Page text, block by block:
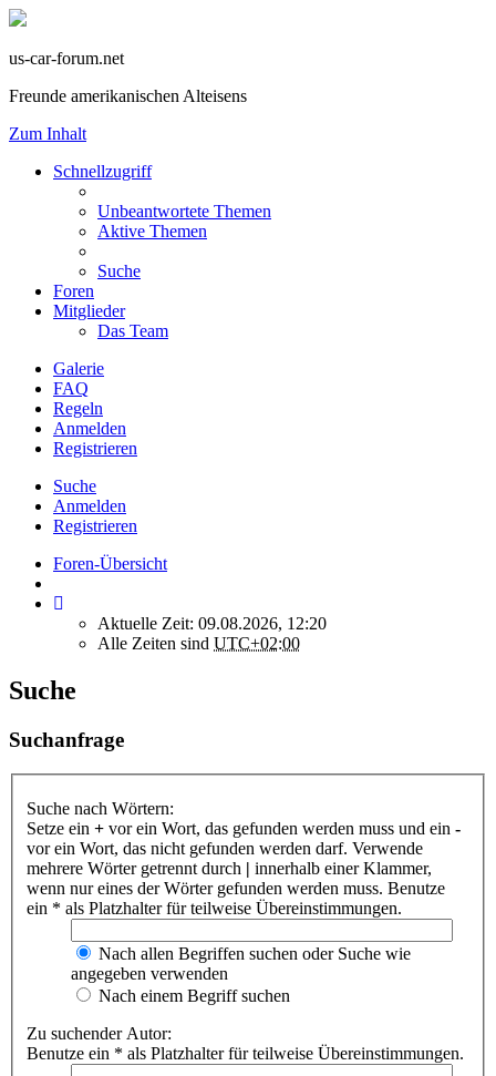
us-car-forum.net
Freunde amerikanischen Alteisens
Zum Inhalt
Schnellzugriff
Unbeantwortete Themen
Aktive Themen
Suche
Foren
Mitglieder
Das Team
Galerie
FAQ
Regeln
Anmelden
Registrieren
Suche
Anmelden
Registrieren
Foren-Übersicht
Aktuelle Zeit: 09.08.2026, 12:20
Alle Zeiten sind UTC+02:00
Suche
Suchanfrage
Suche nach Wörtern:
Setze ein + vor ein Wort, das gefunden werden muss und ein -
vor ein Wort, das nicht gefunden werden darf. Verwende
mehrere Wörter getrennt durch | innerhalb einer Klammer,
wenn nur eines der Wörter gefunden werden muss. Benutze
ein * als Platzhalter für teilweise Übereinstimmungen.
Nach allen Begriffen suchen oder Suche wie
angegeben verwenden
Nach einem Begriff suchen
Zu suchender Autor:
Benutze ein * als Platzhalter für teilweise Übereinstimmungen.